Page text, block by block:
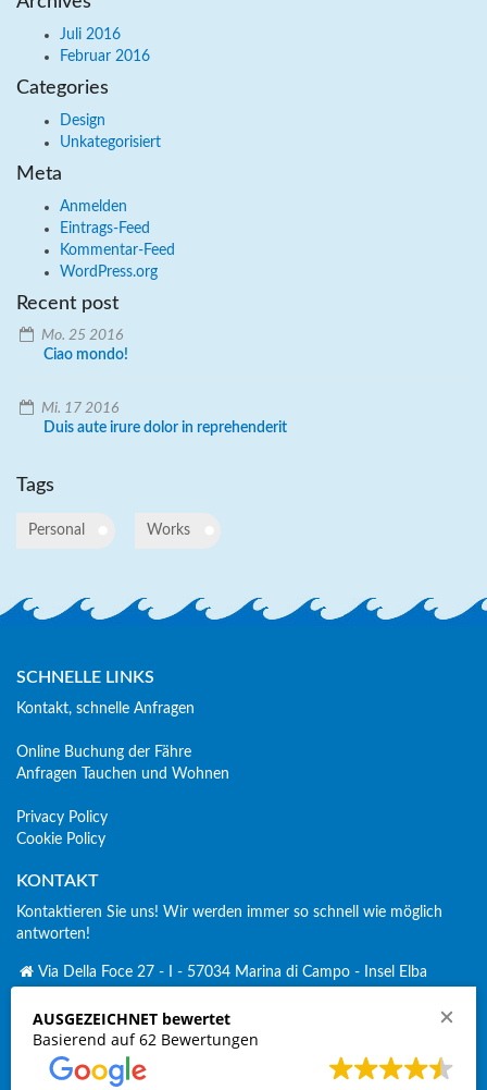
Juli 2016
Februar 2016
Categories
Design
Unkategorisiert
Meta
Anmelden
Eintrags-Feed
Kommentar-Feed
WordPress.org
Recent post
Mo. 25 2016
Ciao mondo!
Mi. 17 2016
Duis aute irure dolor in reprehenderit
Tags
Personal Works
SCHNELLE LINKS
Kontakt, schnelle Anfragen
Online Buchung der Fähre
Anfragen Tauchen und Wohnen
Privacy Policy
Cookie Policy
KONTAKT
Kontaktieren Sie uns! Wir werden immer so schnell wie möglich
antworten!
Via Della Foce 27 - I - 57034 Marina di Campo - Insel Elba
Click to Call
spirosub-volki@elbalink.it
volki.ka@gmx.de
AUSGEZEICHNET bewertet
Basierend auf 62 Bewertungen